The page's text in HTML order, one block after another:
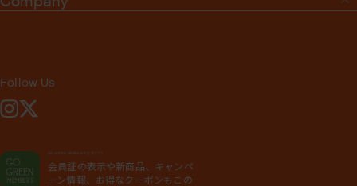
Follow Us
会員証の表示や新商品、キャンペ
ーン情報、お得なクーポンもこの